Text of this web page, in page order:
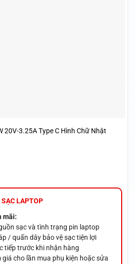
20V-3.25A Type C Hình Chữ Nhật
LAPTOP
mãi:
sạc và tình trạng pin laptop
/ quấn dây bảo vệ sạc tiện lợi
tiếp trước khi nhận hàng
cho lần mua phụ kiện hoặc sửa